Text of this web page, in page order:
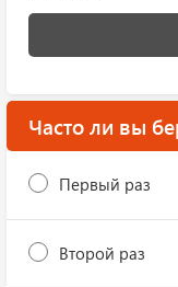
Часто ли вы
Первый раз
Второй раз